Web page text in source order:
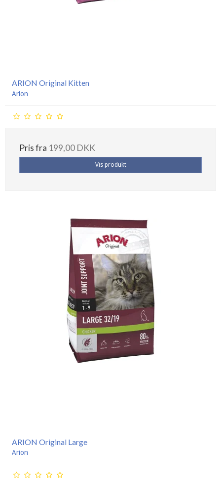
ARION Original Kitten
Arion
Pris fra 199,00 DKK
Vis produkt
ARION Original Large
Arion